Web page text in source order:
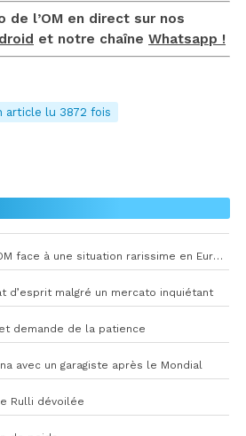
de l’OM en direct sur nos
et notre chaîne Whatsapp !
article lu 3872 fois
Zéro recrue au 7 août, l’OM face à une situation rarissime en Europe
d’esprit malgré un mercato inquiétant
demande de la patience
avec un garagiste après le Mondial
Rulli dévoilée